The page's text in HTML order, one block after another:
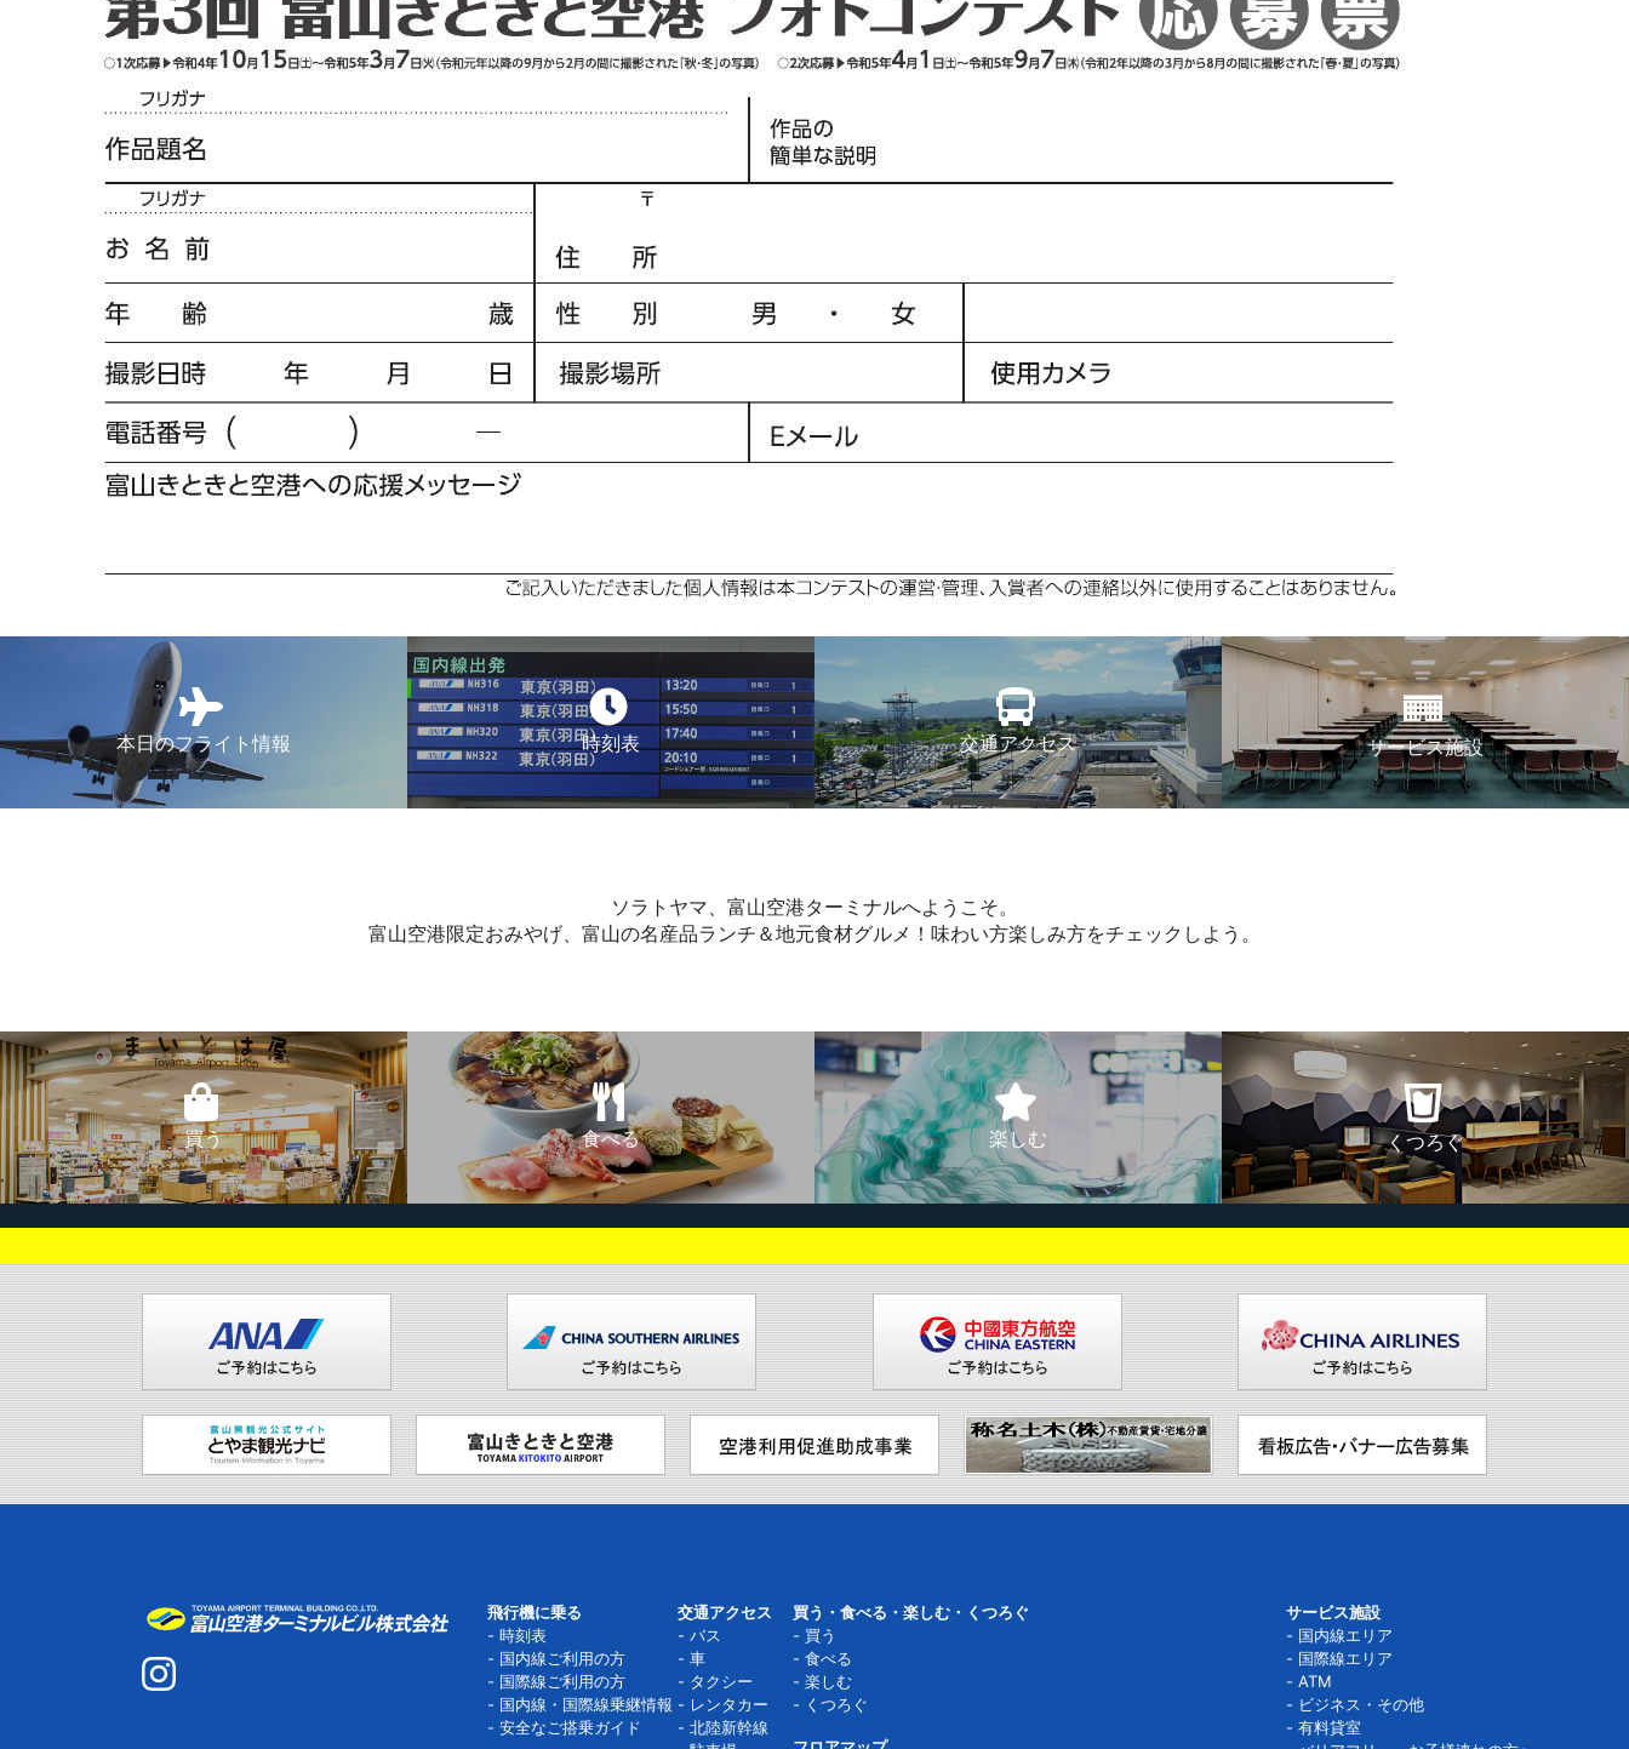
本日のフライト情報 時刻表 交通アクセス サービス施設
ソラトヤマ、富山空港ターミナルへようこそ。
富山空港限定おみやげ、富山の名産品ランチ＆地元食材グルメ！味わい方楽しみ方をチェックしよう。
買う 食べる 楽しむ くつろぐ
飛行機に乗る
時刻表
国内線ご利用の方
国際線ご利用の方
国内線・国際線乗継情報
安全なご搭乗ガイド
交通アクセス
バス
車
タクシー
レンタカー
北陸新幹線
買う・食べる・楽しむ・くつろぐ
買う
食べる
楽しむ
くつろぐ
サービス施設
国内線エリア
国際線エリア
ATM
ビジネス・その他
有料貸室